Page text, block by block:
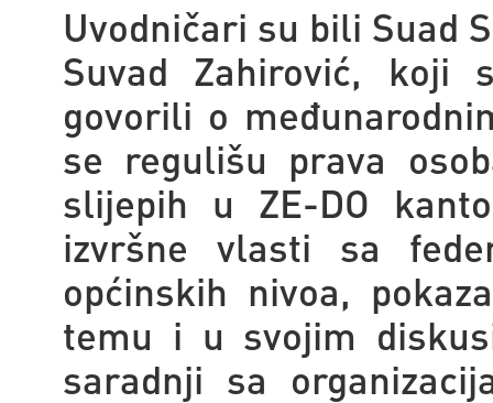
Uvodničari su bili Suad
Suvad Zahirović, koji
govorili o
se regulišu prava
slijepih u ZE-DO
izvršne vlasti sa
općinskih nivoa,
temu i u svojim
saradnji sa